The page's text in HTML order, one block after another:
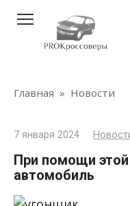
контенту
Главная » Новости
7 января 2024
При помощи
автомобиль